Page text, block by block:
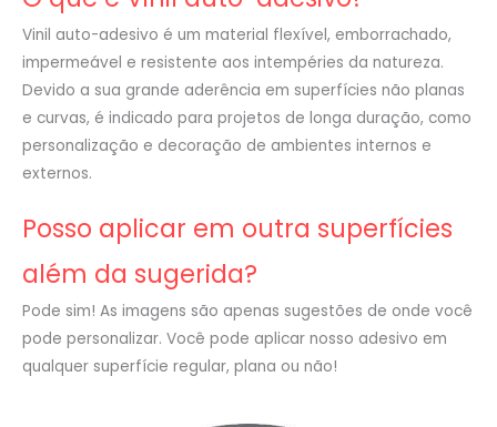
Vinil auto-adesivo é um material flexível, emborrachado,
impermeável e resistente aos intempéries da natureza.
Devido a sua grande aderência em superfícies não planas
e curvas, é indicado para projetos de longa duração, como
personalização e decoração de ambientes internos e
externos.
Posso aplicar em outra superfícies
além da sugerida?
Pode sim! As imagens são apenas sugestões de onde você
pode personalizar. Você pode aplicar nosso adesivo em
qualquer superfície regular, plana ou não!